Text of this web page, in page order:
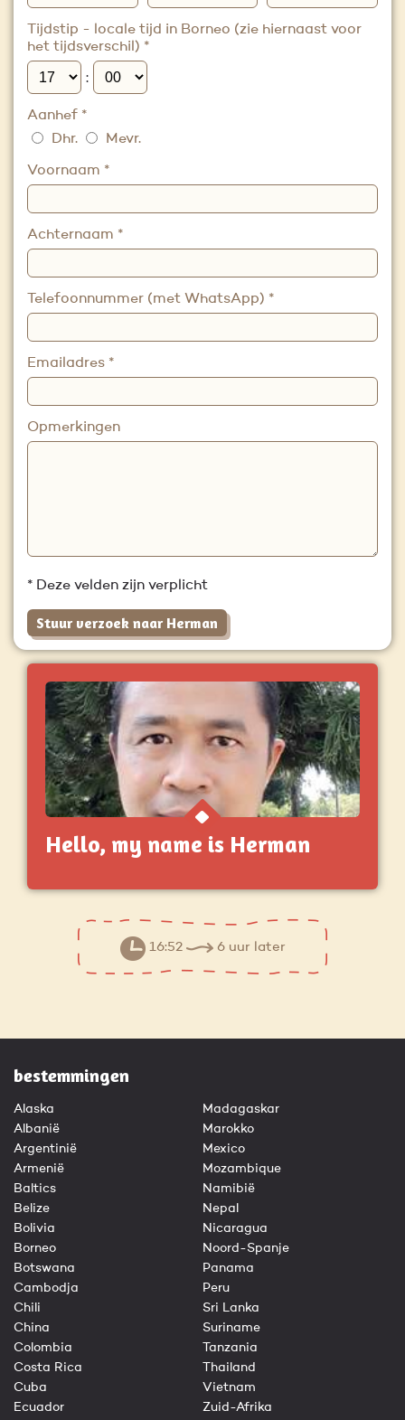
Tijdstip - locale tijd in Borneo (zie hiernaast voor
het tijdsverschil) *
:
Aanhef *
Dhr.
Mevr.
Voornaam *
Achternaam *
Telefoonnummer (met WhatsApp) *
Emailadres *
Opmerkingen
* Deze velden zijn verplicht
Stuur verzoek naar Herman
Hello, my name is Herman
16:52 6 uur later
bestemmingen
Alaska
Albanië
Argentinië
Armenië
Baltics
Belize
Bolivia
Borneo
Botswana
Cambodja
Chili
China
Colombia
Costa Rica
Cuba
Ecuador
Madagaskar
Marokko
Mexico
Mozambique
Namibië
Nepal
Nicaragua
Noord-Spanje
Panama
Peru
Sri Lanka
Suriname
Tanzania
Thailand
Vietnam
Zuid-Afrika